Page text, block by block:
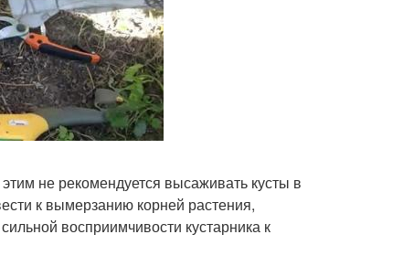
не рекомендуется высаживать кусты в
к вымерзанию корней растения,
восприимчивости кустарника к